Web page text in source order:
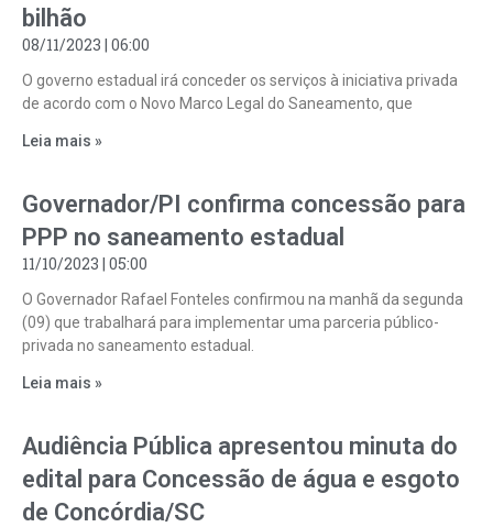
bilhão
08/11/2023 06:00
O governo estadual irá conceder os serviços à iniciativa privada
de acordo com o Novo Marco Legal do Saneamento, que
Leia mais »
Governador/PI confirma concessão para
PPP no saneamento estadual
11/10/2023 05:00
O Governador Rafael Fonteles confirmou na manhã da segunda
(09) que trabalhará para implementar uma parceria público-
privada no saneamento estadual.
Leia mais »
Audiência Pública apresentou minuta do
edital para Concessão de água e esgoto
de Concórdia/SC